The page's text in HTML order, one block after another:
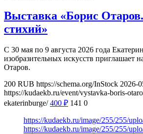
Выставка «Борис
стихий»
С 30 мая по 9 августа 2026 года
изобразительных искусств приглашает
Отаров.
200 RUB https://schema.org/InStock 2026-
https://kudaekb.ru/event/vystavka-boris-
ekaterinburge/ 400 ₽ 141 0
https://kudaekb.ru/image/255/255/
https://kudaekb.ru/image/255/255/